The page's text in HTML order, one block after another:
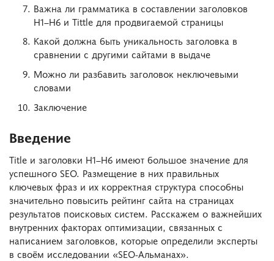
Важна ли грамматика в составлении заголовков
H1–H6 и Tittle для продвигаемой страницы
Какой должна быть уникальность заголовка в
сравнении с другими сайтами в выдаче
Можно ли разбавить заголовок неключевыми
словами
Заключение
Введение
Title и заголовки H1–H6 имеют большое значение для
успешного SEO. Размещение в них правильных
ключевых фраз и их корректная структура способны
значительно повысить рейтинг сайта на страницах
результатов поисковых систем. Расскажем о важнейших
внутренних факторах оптимизации, связанных с
написанием заголовков, которые определили эксперты
в своём исследовании «SEO-Альманах».